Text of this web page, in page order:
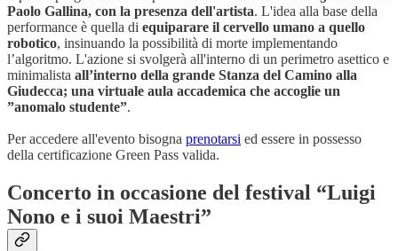
Paolo Gallina, con la presenza dell'artista. L'idea alla base della
performance è quella di equiparare il cervello umano a quello
robotico, insinuando la possibilità di morte implementando
l’algoritmo. L'azione si svolgerà all'interno di un perimetro asettico e
minimalista all’interno della grande Stanza del Camino alla
Giudecca; una virtuale aula accademica che accoglie un
”anomalo studente”.
Per accedere all'evento bisogna prenotarsi ed essere in possesso
della certificazione Green Pass valida.
Concerto in occasione del festival “Luigi
Nono e i suoi Maestri”